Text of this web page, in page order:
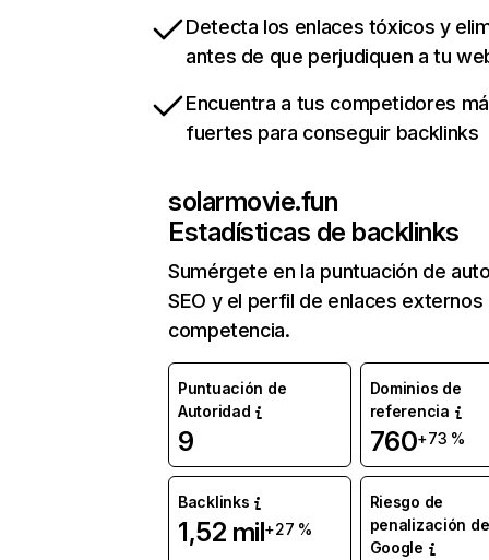
Detecta los enlaces tóxicos y
antes de que perjudiquen a tu
Encuentra a tus competidores
fuertes para conseguir backlinks
solarmovie.fun
Estadísticas de backlinks
Sumérgete en la puntuación de
SEO y el perfil de enlaces externos
competencia.
Puntuación de
Autoridad
9
Dominios de
referencia
760+73 %
Backlinks
1,52 mil+27 %
Riesgo de
penalización de
Google